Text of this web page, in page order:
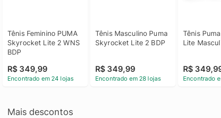
Tênis Feminino PUMA
Skyrocket Lite 2 WNS
BDP
R$ 349,99
Encontrado em 24 lojas
Tênis Masculino Puma
Skyrocket Lite 2 BDP
R$ 349,99
Encontrado em 28 lojas
Tênis
Lite
R$
Encontrado
Mais descontos